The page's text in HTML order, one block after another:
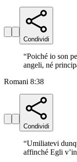
Condividi
“Poiché io son
angeli, né
Romani 8:38
Condividi
“Umiliatevi
affinché Egli